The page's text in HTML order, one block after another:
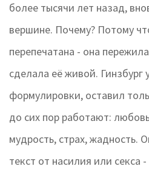
более тысячи лет назад,
вершине. Почему? Потому
перепечатана - она
сделала её живой. Гинзбург
формулировки, оставил
до сих пор работают:
мудрость, страх, жадность.
текст от насилия или секса